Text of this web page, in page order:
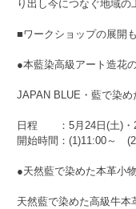
り出し今につなぐ地域の
■ワークショップの展開も
●本藍染高級アート造花
JAPAN BLUE・藍で染
日程 ：5月24日(土)・
開始時間：(1)11:00～
●天然藍で染めた本革小
天然藍で染めた高級牛